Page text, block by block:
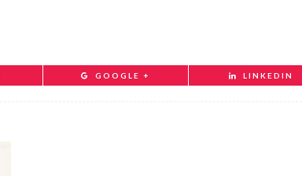
GOOGLE + LINKEDIN